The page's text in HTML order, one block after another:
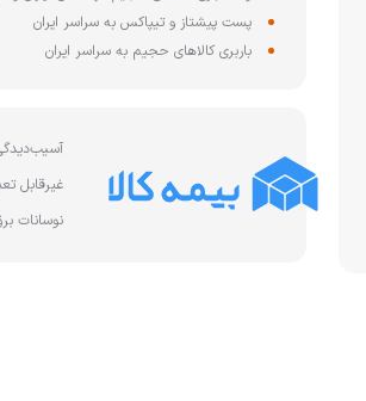
وافل ساز
چای ساز
کتری برقی
پست پیشتاز و تیپاکس به سراسر ایران
باربری کالاهای حجیم به سراسر ایران
غیرقابل
نوسانات